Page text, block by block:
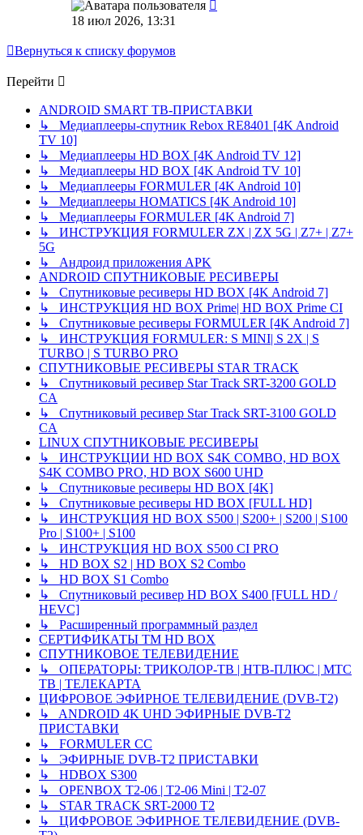
18 июл 2026, 13:31
Вернуться к списку форумов
Перейти
ANDROID SMART ТВ-ПРИСТАВКИ
↳ Медиаплееры-спутник Rebox RE8401 [4K Android
TV 10]
↳ Медиаплееры HD BOX [4K Android TV 12]
↳ Медиаплееры HD BOX [4K Android TV 10]
↳ Медиаплееры FORMULER [4K Android 10]
↳ Медиаплееры HOMATICS [4K Android 10]
↳ Медиаплееры FORMULER [4K Android 7]
↳ ИНСТРУКЦИЯ FORMULER ZX | ZX 5G | Z7+ | Z7+
5G
↳ Андроид приложения APK
ANDROID СПУТНИКОВЫЕ РЕСИВЕРЫ
↳ Спутниковые ресиверы HD BOX [4K Android 7]
↳ ИНСТРУКЦИЯ HD BOX Prime| HD BOX Prime CI
↳ Спутниковые ресиверы FORMULER [4K Android 7]
↳ ИНСТРУКЦИЯ FORMULER: S MINI| S 2X | S
TURBO | S TURBO PRO
СПУТНИКОВЫЕ РЕСИВЕРЫ STAR TRACK
↳ Спутниковый ресивер Star Track SRT-3200 GOLD
CA
↳ Спутниковый ресивер Star Track SRT-3100 GOLD
CA
LINUX СПУТНИКОВЫЕ РЕСИВЕРЫ
↳ ИНСТРУКЦИИ HD BOX S4K COMBO, HD BOX
S4K COMBO PRO, HD BOX S600 UHD
↳ Спутниковые ресиверы HD BOX [4K]
↳ Спутниковые ресиверы HD BOX [FULL HD]
↳ ИНСТРУКЦИЯ HD BOX S500 | S200+ | S200 | S100
Pro | S100+ | S100
↳ ИНСТРУКЦИЯ HD BOX S500 CI PRO
↳ HD BOX S2 | HD BOX S2 Combo
↳ HD BOX S1 Combo
↳ Спутниковый ресивер HD BOX S400 [FULL HD /
HEVC]
↳ Расширенный программный раздел
СЕРТИФИКАТЫ TM HD BOX
СПУТНИКОВОЕ ТЕЛЕВИДЕНИЕ
↳ ОПЕРАТОРЫ: ТРИКОЛОР-ТВ | НТВ-ПЛЮС | МТС
ТВ | ТЕЛЕКАРТА
ЦИФРОВОЕ ЭФИРНОЕ ТЕЛЕВИДЕНИЕ (DVB-T2)
↳ ANDROID 4K UHD ЭФИРНЫЕ DVB-T2
ПРИСТАВКИ
↳ FORMULER CC
↳ ЭФИРНЫЕ DVB-T2 ПРИСТАВКИ
↳ HDBOX S300
↳ OPENBOX T2-06 | T2-06 Mini | T2-07
↳ STAR TRACK SRT-2000 T2
↳ ЦИФРОВОЕ ЭФИРНОЕ ТЕЛЕВИДЕНИЕ (DVB-